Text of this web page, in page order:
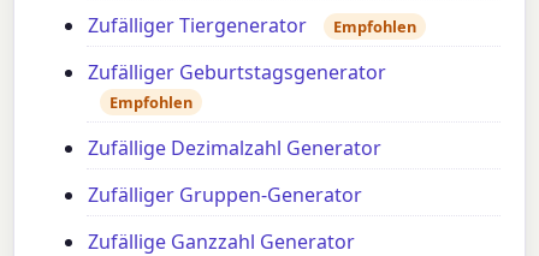
Zufälliger Tiergenerator
Empfohlen
Zufälliger Geburtstagsgenerator
Empfohlen
Zufällige Dezimalzahl Generator
Zufälliger Gruppen-Generator
Zufällige Ganzzahl Generator